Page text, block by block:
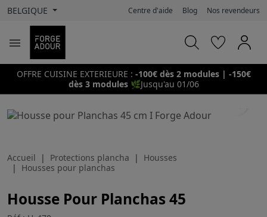
BELGIQUE Centre d'aide Blog Nos revendeurs

OFFRE CUISINE EXTERIEURE : -100€ dès 2 modules | -150€
dès 3 modules 🌿Jusqu'au 01/06
Accueil Protections plancha
Housses
Housses pour planchas
Housse Pour Planchas 45